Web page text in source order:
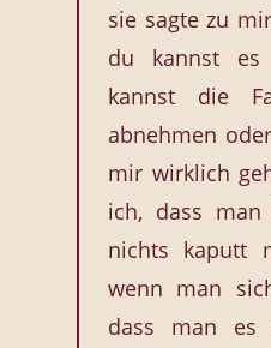
sie sagte zu
du kannst
kannst die
abnehmen
mir wirklich
ich, dass
nichts kaputt
wenn man
dass man es